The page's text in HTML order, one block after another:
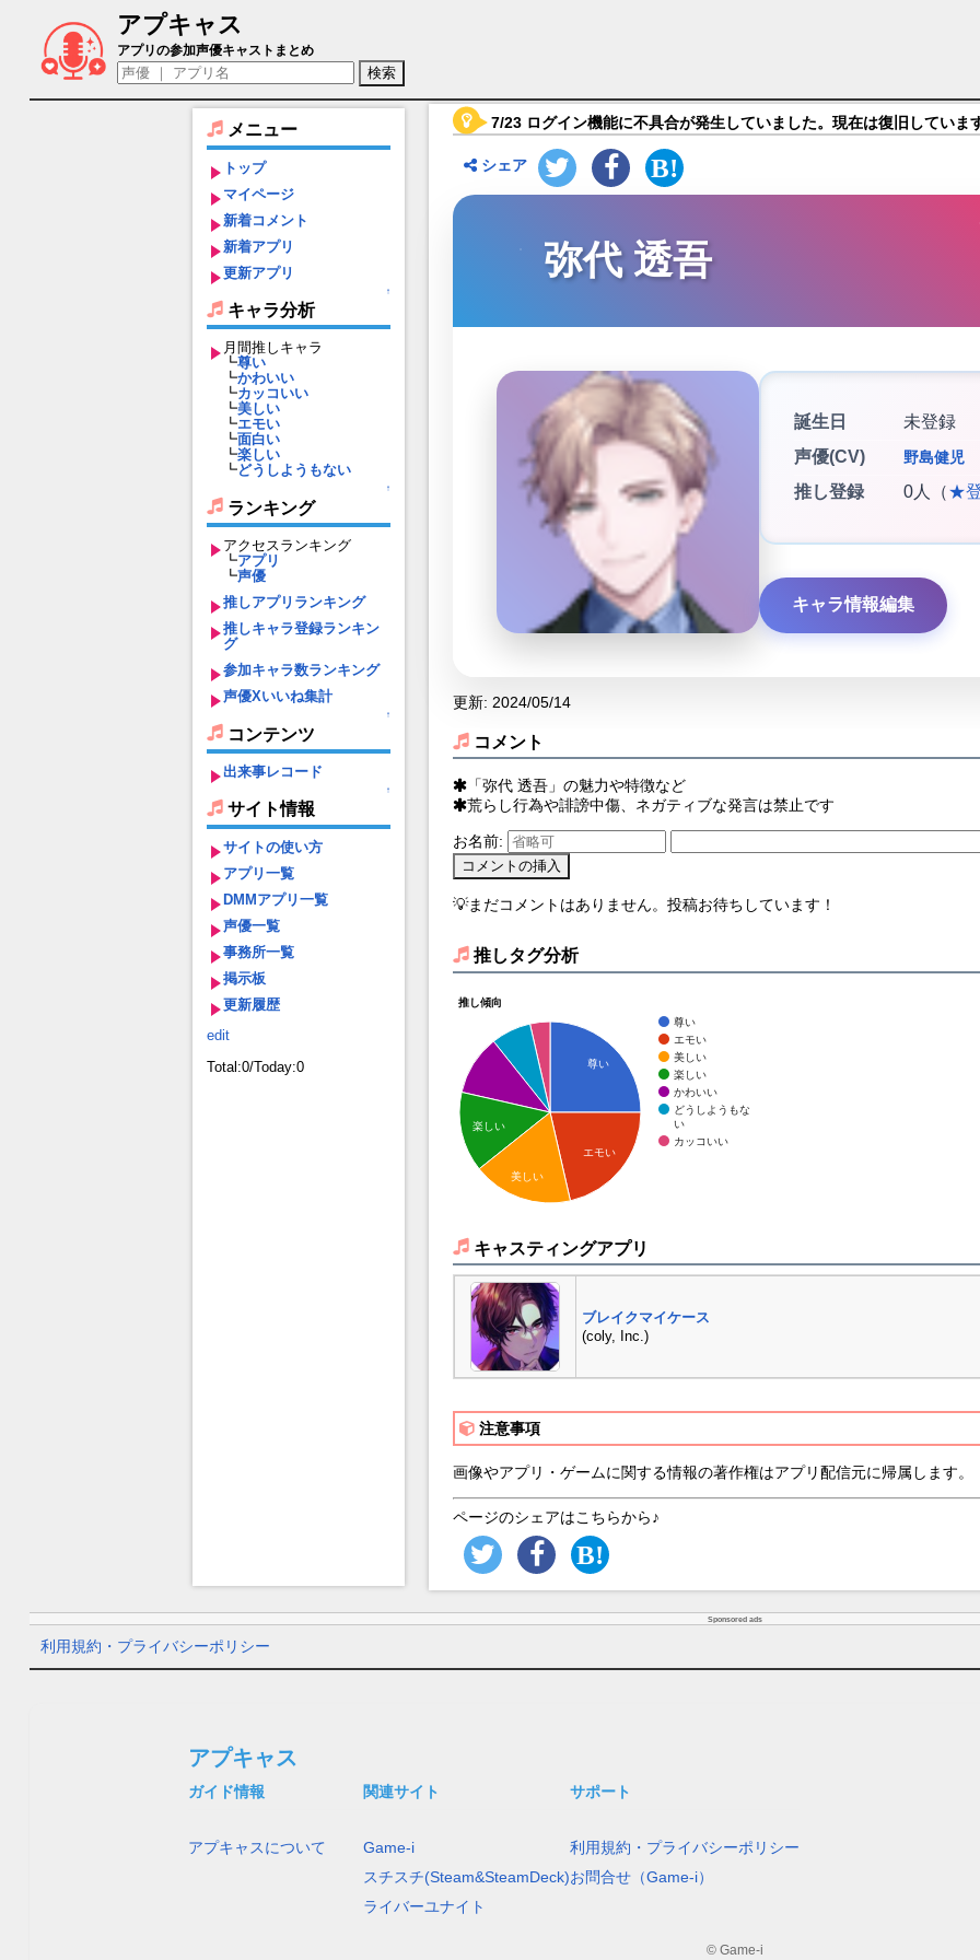
アプキャス
弥代 透吾（声優：野島健児)【ブレイクマイケース】キャラ紹介
アプリの参加声優キャストまとめ
メニュー
トップ
マイページ
新着コメント
新着アプリ
更新アプリ
↑
キャラ分析
月間推しキャラ
┗尊い
┗かわいい
┗カッコいい
┗美しい
┗エモい
┗面白い
┗楽しい
┗どうしようもない
↑
ランキング
アクセスランキング
┗アプリ
┗声優
推しアプリランキング
推しキャラ登録ランキン
グ
参加キャラ数ランキング
声優Xいいね集計
↑
コンテンツ
出来事レコード
↑
サイト情報
サイトの使い方
アプリ一覧
DMMアプリ一覧
声優一覧
事務所一覧
掲示板
更新履歴
edit
Total:0/Today:0
7/23 ログイン機能に不具合が発生していました。現在は復旧していま
シェア
弥代 透吾
誕生日
未登録
声優(CV)
野島健児
推し登録 0人（★
キャラ情報編集
更新: 2024/05/14
コメント
「弥代 透吾」の魅力や特徴など
荒らし行為や誹謗中傷、ネガティブな発言は禁止です
お名前:
💡まだコメントはありません。投稿お待ちしています！
推しタグ分析
推し傾向
尊い
エモい
美しい
楽しい
かわいい
どうしようもな
い
カッコいい
尊い
エモい
楽しい
美しい
キャスティングアプリ
ブレイクマイケース
(coly, Inc.)
注意事項
画像やアプリ・ゲームに関する情報の著作権はアプリ配信元に帰属します。
ページのシェアはこちらから♪
Sponsored ads
利用規約・プライバシーポリシー
アプキャス
ガイド情報
アプキャスについて
関連サイト
Game-i
スチスチ(Steam&SteamDeck)
ライバーユナイト
サポート
利用規約・プライバシーポリシー
お問合せ（Game-i）
© Game-i